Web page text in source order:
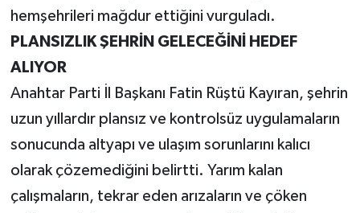
hemşehrileri mağdur ettiğini vurguladı.
PLANSIZLIK ŞEHRİN GELECEĞİNİ HEDEF
ALIYOR
Anahtar Parti İl Başkanı Fatin Rüştü Kayıran, şehrin
uzun yıllardır plansız ve kontrolsüz uygulamaların
sonucunda altyapı ve ulaşım sorunlarını kalıcı
olarak çözemediğini belirtti. Yarım kalan
çalışmaların, tekrar eden arızaların ve çöken